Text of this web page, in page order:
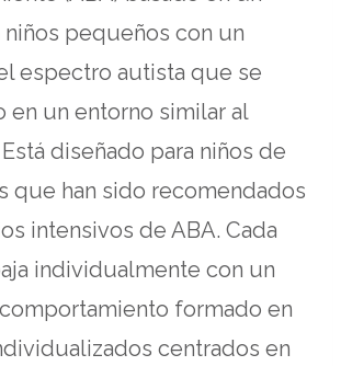
pequeños con un
espectro autista que se
en un entorno similar al
diseñado para niños de
que han sido recomendados
intensivos de ABA. Cada
individualmente con un
formado en
centrados en